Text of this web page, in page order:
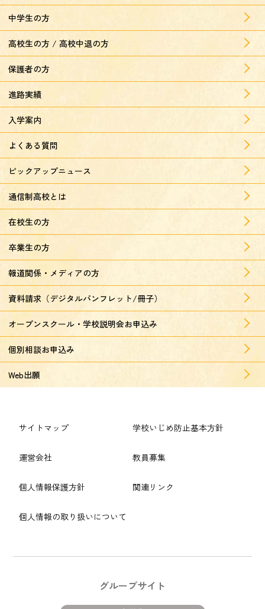
中学生の方
高校生の方 / 高校中退の方
保護者の方
進路実績
入学案内
よくある質問
ピックアップニュース
通信制高校とは
在校生の方
卒業生の方
報道関係・メディアの方
資料請求（デジタルパンフレット/冊子）
オープンスクール・学校説明会お申込み
個別相談お申込み
Web出願
サイトマップ
運営会社
個人情報保護方針
個人情報の取り扱いについて
学校いじめ防止基本方針
教員募集
関連リンク
グループサイト